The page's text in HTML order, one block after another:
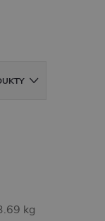
kg